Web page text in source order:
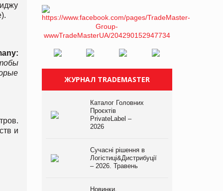
:
и
ЖУРНАЛ TRADEMASTER
Каталог Головних
Проєктів
PrivateLabel –
2026
Сучасні рішення в
Логістиці&Дистрибуції
– 2026. Травень
Новинки.